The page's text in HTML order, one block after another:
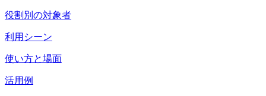
役割別の対象者
利用シーン
使い方と場面
活用例